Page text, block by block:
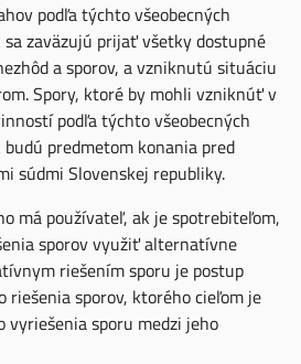
podľa týchto všeobecných
zaväzujú prijať všetky dostupné
a sporov, a vzniknutú situáciu
Spory, ktoré by mohli vzniknúť v
podľa týchto všeobecných
predmetom konania pred
súdmi Slovenskej republiky.
má používateľ, ak je spotrebiteľom,
sporov využiť alternatívne
riešením sporu je postup
sporov, ktorého cieľom je
sporu medzi jeho